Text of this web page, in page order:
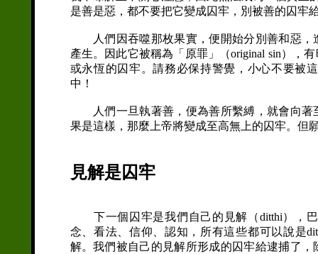
是善是惡，都不要把它變成囚牢，別被善的囚牢
人們因吞噬那枚果實，便開始分別善和惡，
產生。因此它被稱為「原罪」（original sin），
或永恆的囚牢。請務必保持警覺，小心不要被
中！
人們一旦執著善，便為善所繫縛，就會向著
果是這樣，那麼上帝將變成至高無上的囚牢。但
見解是囚牢
下一個囚牢是我們自己的見解（ditthi），巴
念、看法、信仰、認知，所有這些都可以說是
解。我們被自己的見解所形成的囚牢給逮捕了